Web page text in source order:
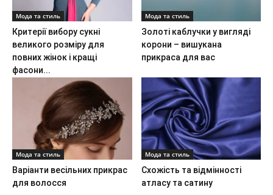
Мода та стиль
Критерії вибору сукні
великого розміру для
повних жінок і кращі
фасони...
Мода та стиль
Золоті каблучки у вигляді
корони – вишукана
прикраса для вас
Мода та стиль
Варіанти весільних прикрас
для волосся
Мода та стиль
Схожість та відмінності
атласу та сатину